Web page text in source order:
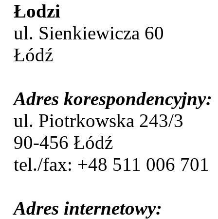
Łodzi
ul. Sienkiewicza 60
Łódź
Adres korespondencyjny:
ul. Piotrkowska 243/3
90-456 Łódź
tel./fax: +48 511 006 701
Adres internetowy: